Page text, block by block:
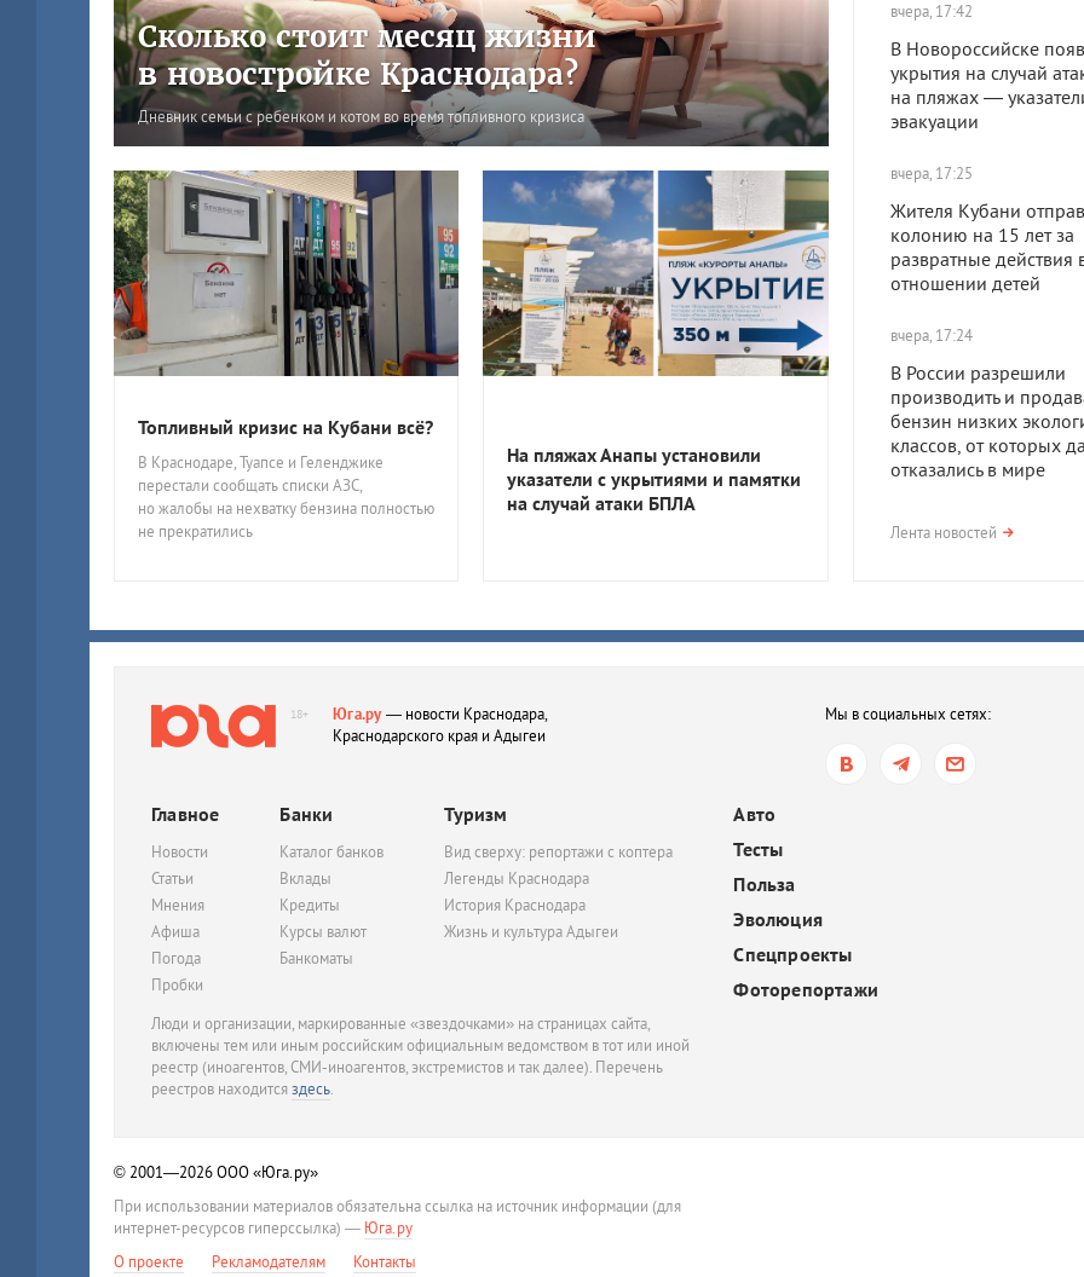
вчера, 17:42
В Новороссийске
укрытия на случай
на пляжах —
эвакуации
вчера, 17:25
Жителя Кубани
колонию на 15 лет за
развратные действия
отношении детей
вчера, 17:24
В России разрешили
производить и
бензин низких
классов, от которых
отказались в мире
вчера, 17:23
после семейной ссоры
В Ростове-на-Дону
электросамокатов
Лента новостей
Сколько стоит месяц жизни
в новостройке Краснодара?
Дневник семьи с ребенком и котом во время топливного кризиса
Топливный кризис на Кубани всё?
В Краснодаре, Туапсе и Геленджике
перестали сообщать списки АЗС,
но жалобы на нехватку бензина полностью
не прекратились
На пляжах Анапы установили
указатели с укрытиями и памятки
на случай атаки БПЛА
18+ Юга.ру— новости Краснодара,
Краснодарского края и Адыгеи
Мы в социальных сетях:
Главное
Новости
Статьи
Мнения
Афиша
Погода
Пробки
Банки
Каталог банков
Вклады
Кредиты
Курсы валют
Банкоматы
Туризм
Вид сверху: репортажи с коптера
Легенды Краснодара
История Краснодара
Жизнь и культура Адыгеи
Авто
Тесты
Польза
Эволюция
Спецпроекты
Фоторепортажи
Люди и организации, маркированные «звездочками» на страницах сайта,
включены тем или иным российским официальным ведомством в тот или иной
реестр (иноагентов, СМИ-иноагентов, экстремистов и так далее). Перечень
реестров находитсяздесь.
© 2001—2026ООО «Юга.ру»
При использовании материалов обязательна ссылка на источник информации (для
интернет-ресурсов гиперссылка) — Юга.ру
О проекте
Рекламодателям Контакты